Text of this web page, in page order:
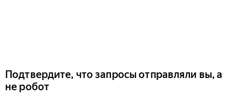
Подтвердите, что запросы отправляли вы, а
не робот